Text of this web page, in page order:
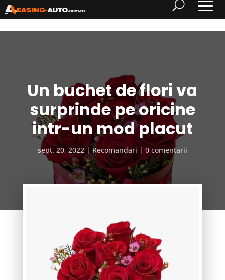
Un buchet de flori va
surprinde pe oricine
intr-un mod placut
sept. 20, 2022 Recomandari 0 comentarii